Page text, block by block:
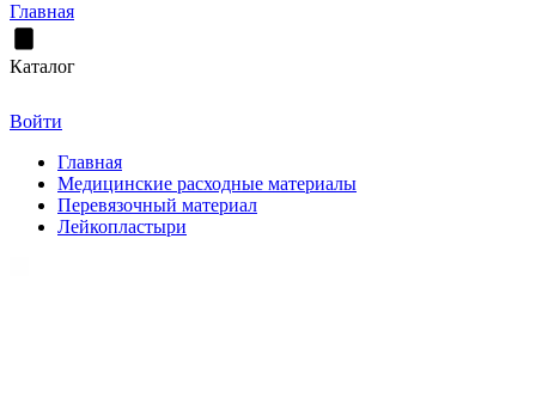
Главная
Каталог
Войти
Главная
Медицинские расходные материалы
Перевязочный материал
Лейкопластыри